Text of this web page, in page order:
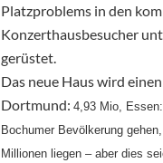
Platzproblems in den
Konzerthausbesucher
gerüstet.
Das neue Haus wird
Dortmund: 4,93 Mio, Essen:
Bochumer Bevölkerung
Millionen liegen – aber dies